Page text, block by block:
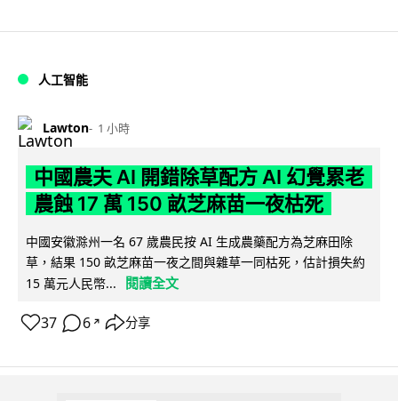
人工智能
Lawton 1 小時
中國農夫 AI 開錯除草配方 AI 幻覺累老
農蝕 17 萬 150 畝芝麻苗一夜枯死
中國安徽滁州一名 67 歲農民按 AI 生成農藥配方為芝麻田除
草，結果 150 畝芝麻苗一夜之間與雜草一同枯死，估計損失約
15 萬元人民幣...
閱讀全文
37 6 ↗ 分享